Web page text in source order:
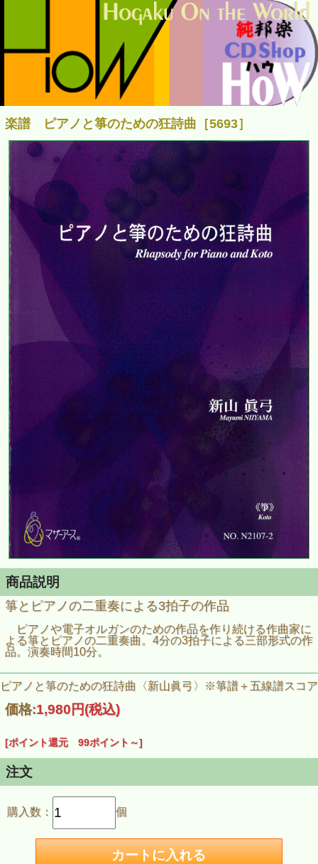
楽譜 ピアノと箏のための狂詩曲［5693］
商品説明
箏とピアノの二重奏による3拍子の作品
ピアノや電子オルガンのための作品を作り続ける作曲家に
よる箏とピアノの二重奏曲。4分の3拍子による三部形式の作
品。演奏時間10分。
ピアノと箏のための狂詩曲〈新山眞弓〉※箏譜＋五線譜スコア
価格:1,980円(税込)
[ポイント還元 99ポイント～]
注文
購入数： 個